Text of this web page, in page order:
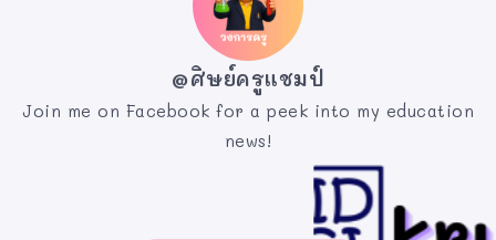
@ศิษย์ครูแชมป์
Join me on Facebook for a peek into my education
news!